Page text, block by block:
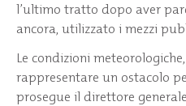
l’ultimo tratto dopo aver
ancora, utilizzato i mezzi
Le condizioni
rappresentare un ostacolo
prosegue il direttore